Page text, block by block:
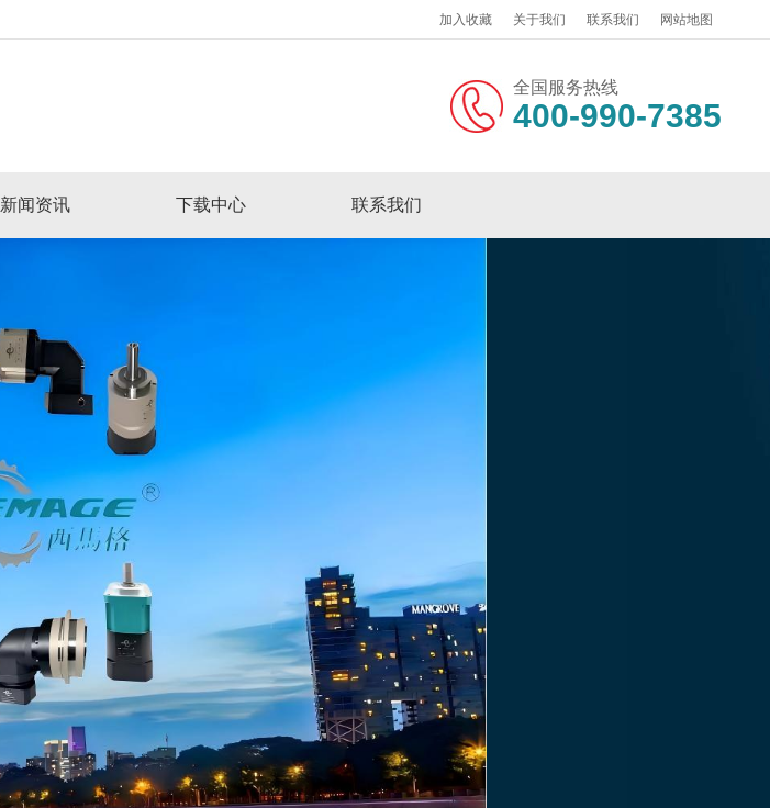
加入收藏 关于我们 联系我们 网站地图
全国服务热线
400-990-7385
新闻资讯 下载中心 联系我们